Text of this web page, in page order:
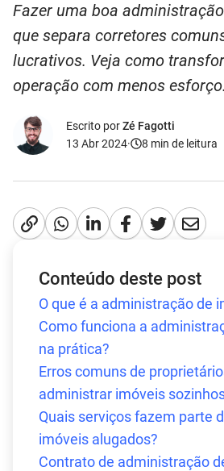
Fazer uma boa
que separa corretores
lucrativos. Veja como
operação com menos esforço.
Escrito porZé Fagotti
13 Abr 2024· 8 min de leitura
Conteúdo deste post
O que é a administração de
Como funciona a
na prática?
Erros comuns de
administrar imóveis
Quais serviços fazem parte
imóveis alugados?
Contrato de administração